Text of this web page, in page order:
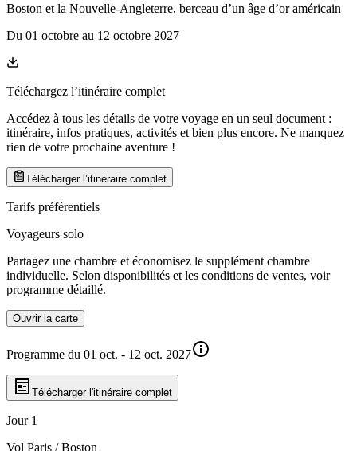
Boston et la Nouvelle-Angleterre, berceau d’un âge d’or américain
Du 01 octobre au 12 octobre 2027
Téléchargez l’itinéraire complet
Accédez à tous les détails de votre voyage en un seul document :
itinéraire, infos pratiques, activités et bien plus encore. Ne manquez
rien de votre prochaine aventure !
Télécharger l’itinéraire complet
Tarifs préférentiels
Voyageurs solo
Partagez une chambre et économisez le supplément chambre
individuelle. Selon disponibilités et les conditions de ventes, voir
programme détaillé.
Ouvrir la carte
Programme du 01 oct. - 12 oct. 2027
Télécharger l'itinéraire complet
Jour 1
Vol Paris / Boston